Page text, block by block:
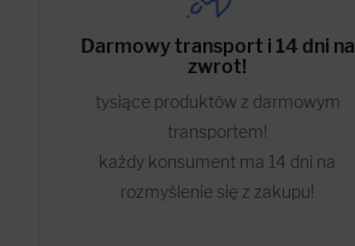
Darmowy transport i 14 dni na
zwrot!
tysiące produktów z darmowym
transportem!
każdy konsument ma 14 dni na
rozmyślenie się z zakupu!